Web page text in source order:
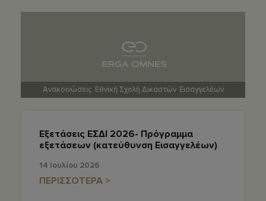
Ανακοινώσεις, Εθνική Σχολή Δικαστών, Εισαγγελέων
Εξετάσεις ΕΣΔΙ 2026- Πρόγραμμα
εξετάσεων (κατεύθυνση Εισαγγελέων)
14 Ιουλίου 2026
ΠΕΡΙΣΣΟΤΕΡΑ >